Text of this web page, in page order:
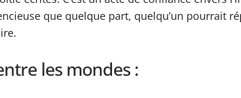
que quelque part, quelqu’un pourrait
les mondes :